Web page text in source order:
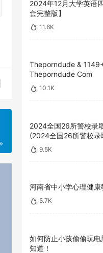
2024年12月大学英语
套完整版】
11.6K
Theporndude &
Theporndude Com
10.1K
2024全国26所警校录
(2024全国26所警校录
9.5K
河南省中小学心理健康
5.7K
如何防止小孩偷偷玩
知道！